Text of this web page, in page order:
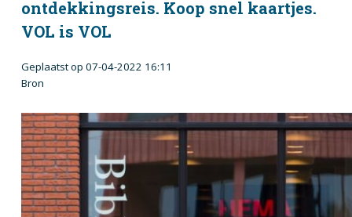
ontdekkingsreis. Koop snel kaartjes.
VOL is VOL
Geplaatst op 07-04-2022 16:11
Bron